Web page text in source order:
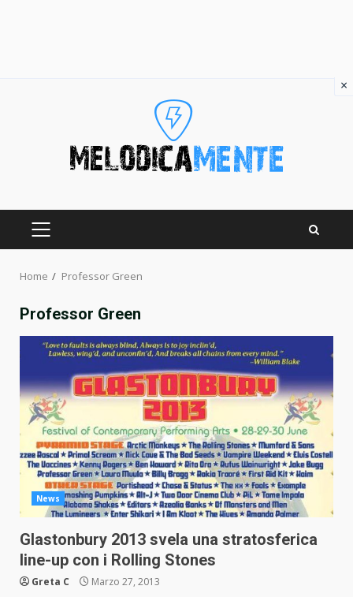
PRIMARY
Home Professor Green
Professor Green
News
Glastonbury 2013 svela una stratosferica
line-up con i Rolling Stones
Greta C Marzo 27, 2013
×